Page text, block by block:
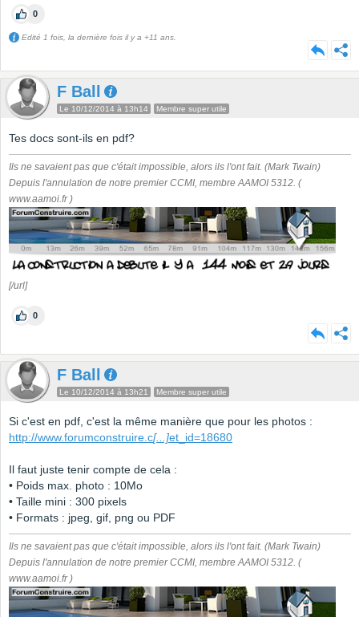
0
Edité 1 fois, la dernière fois il y a +11 ans.
F Ball
Le 10/12/2014 à 13h14 Membre super utile
Tes docs sont-ils en pdf?
Ils ne savaient pas que c'était impossible, alors ils l'ont fait. (Mark Twain)
Depuis l'annulation de notre premier CCMI, membre AAMOI 5312. (
www.aamoi.fr )
[/url]
0
F Ball
Le 10/12/2014 à 13h21 Membre super utile
Si c'est en pdf, c'est la même manière que pour les photos :
http://www.forumconstruire.c[...]et_id=18680
Il faut juste tenir compte de cela :
• Poids max. photo : 10Mo
• Taille mini : 300 pixels
• Formats : jpeg, gif, png ou PDF
Ils ne savaient pas que c'était impossible, alors ils l'ont fait. (Mark Twain)
Depuis l'annulation de notre premier CCMI, membre AAMOI 5312. (
www.aamoi.fr )